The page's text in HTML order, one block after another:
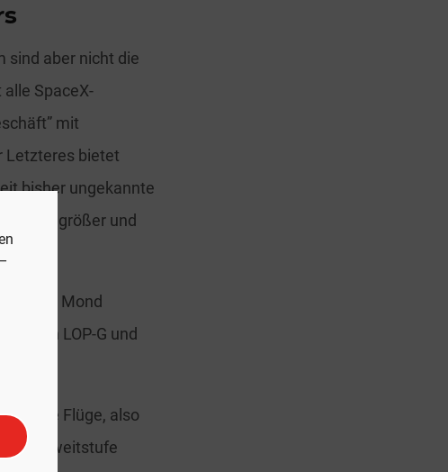
–
sind aber nicht die
SpaceX-
mit
Letzteres bietet
bisher ungekannte
größer und
zum Mond
LOP-G und
Flüge, also
jede Zweitstufe